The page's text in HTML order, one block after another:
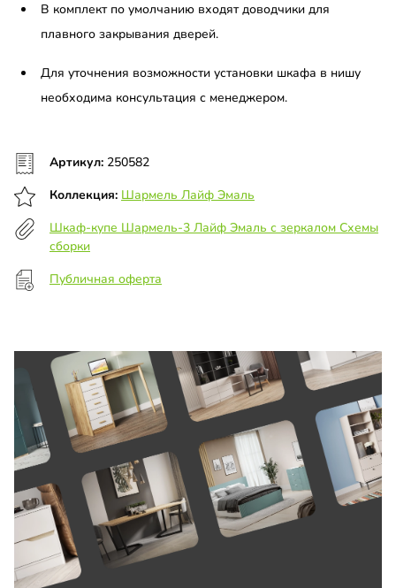
В комплект по умолчанию входят доводчики для
плавного закрывания дверей.
Для уточнения возможности установки шкафа в нишу
необходима консультация с менеджером.
Артикул: 250582
Коллекция: Шармель Лайф Эмаль
Шкаф-купе Шармель-3 Лайф Эмаль с зеркалом Схемы
сборки
Публичная оферта